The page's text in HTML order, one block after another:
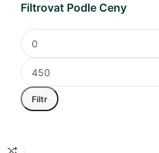
Filtrovat Podle Ceny
Filtr